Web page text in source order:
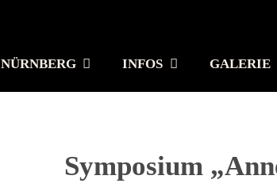
NÜRNBERG INFOS GALERIE
Symposium